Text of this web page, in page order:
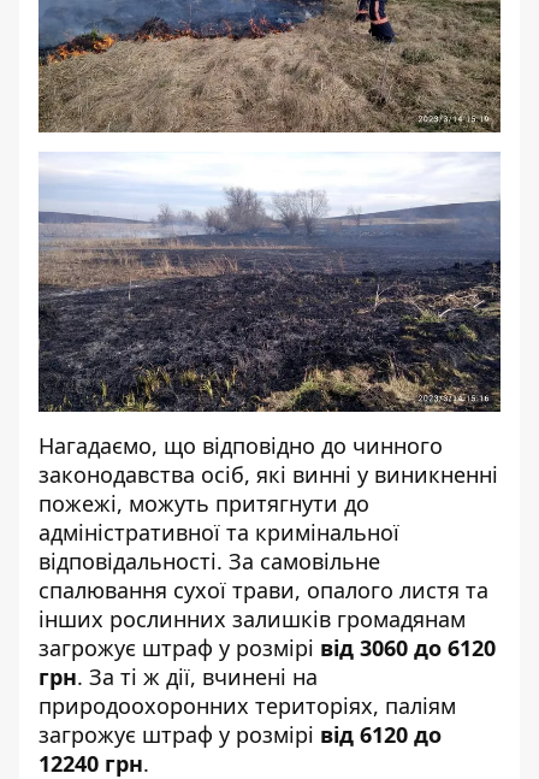
Нагадаємо, що відповідно до чинного
законодавства осіб, які винні у виникненні
пожежі, можуть притягнути до
адміністративної та кримінальної
відповідальності. За самовільне
спалювання сухої трави, опалого листя та
інших рослинних залишків громадянам
загрожує штраф у розмірі від 3060 до 6120
грн. За ті ж дії, вчинені на
природоохоронних територіях, паліям
загрожує штраф у розмірі від 6120 до
12240 грн.